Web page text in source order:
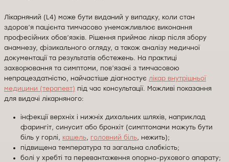
Лікарняний (L4) може бути виданий у випадку, коли стан
здоров’я пацієнта тимчасово унеможливлює виконання
професійних обов’язків. Рішення приймає лікар після збору
анамнезу, фізикального огляду, а також аналізу медичної
документації та результатів обстежень. На практиці
захворювання та симптоми, пов’язані з тимчасовою
непрацездатністю, найчастіше діагностує лікар внутрішньої
медицини (терапевт) під час консультації. Можливі показання
для видачі лікарняного:
інфекції верхніх і нижніх дихальних шляхів, наприклад
фарингіт, синусит або бронхіт (симптомами можуть бути
біль у горлі, кашель, головний біль, нежить);
підвищена температура та загальна слабкість;
болі у хребті та перевантаження опорно-рухового апарату;